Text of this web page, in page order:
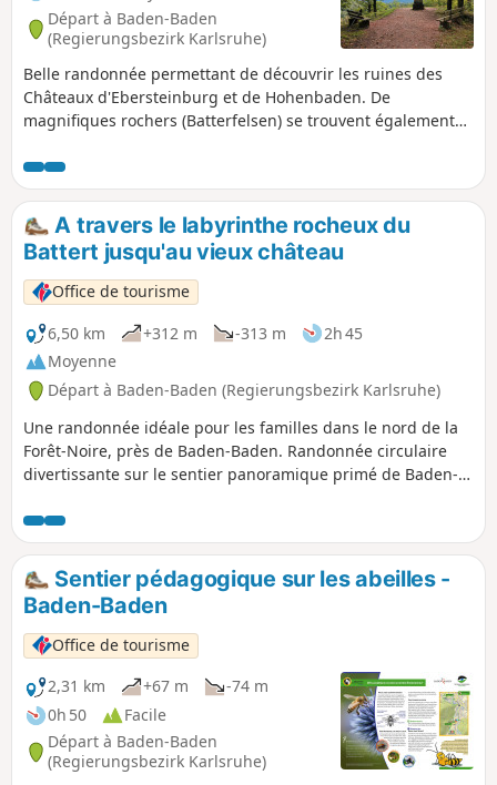
Départ à Baden-Baden
(Regierungsbezirk Karlsruhe)
Belle randonnée permettant de découvrir les ruines des
Châteaux d'Ebersteinburg et de Hohenbaden. De
magnifiques rochers (Batterfelsen) se trouvent également
Hohenbaden qui vaut le détour et vous restaurer dans son
restaurant. De très beaux points de vue jalonnent
également le parcours.
A travers le labyrinthe rocheux du
Battert jusqu'au vieux château
Office de tourisme
6,50 km
+312 m -313 m
2h 45
Moyenne
Départ à Baden-Baden (Regierungsbezirk Karlsruhe)
Une randonnée idéale pour les familles dans le nord de la
Forêt-Noire, près de Baden-Baden. Randonnée circulaire
divertissante sur le sentier panoramique primé de Baden-
travers la forêt classée du Battert avec la variante par le
sentier de l'ermite, en passant par le paradis de l'escalade
jusqu'au vieux château (restauration rapide), retour par la
Ritterplatte, le sentier supérieur des rochers jusqu'à la
chaire des anges et l'arrêt de bus.
Sentier pédagogique sur les abeilles -
Baden-Baden
Office de tourisme
2,31 km
+67 m
-74 m
0h 50
Facile
Départ à Baden-Baden
(Regierungsbezirk Karlsruhe)